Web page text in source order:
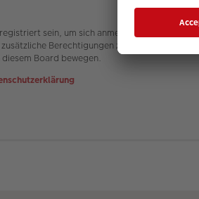
sein, um sich anmelden zu können.
Berechtigungen zuweisen.
Board bewegen.